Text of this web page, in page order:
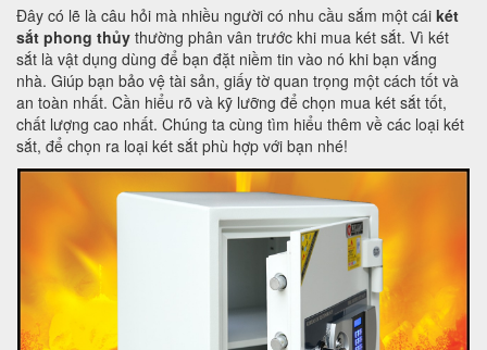
Đây có lẽ là câu hỏi mà nhiều người có nhu cầu sắm một cái két
sắt phong thủy thường phân vân trước khi mua két sắt. Vì két
sắt là vật dụng dùng để bạn đặt niềm tin vào nó khi bạn vắng
nhà. Giúp bạn bảo vệ tài sản, giấy tờ quan trọng một cách tốt và
an toàn nhất. Cần hiểu rõ và kỹ lưỡng để chọn mua két sắt tốt,
chất lượng cao nhất. Chúng ta cùng tìm hiểu thêm về các loại két
sắt, để chọn ra loại két sắt phù hợp với bạn nhé!